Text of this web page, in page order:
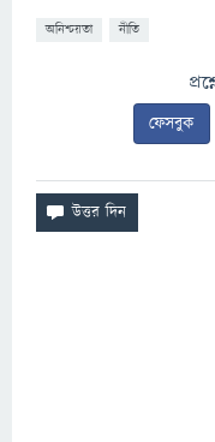
অনিশ্চয়তা নীতি
ফেসবুক